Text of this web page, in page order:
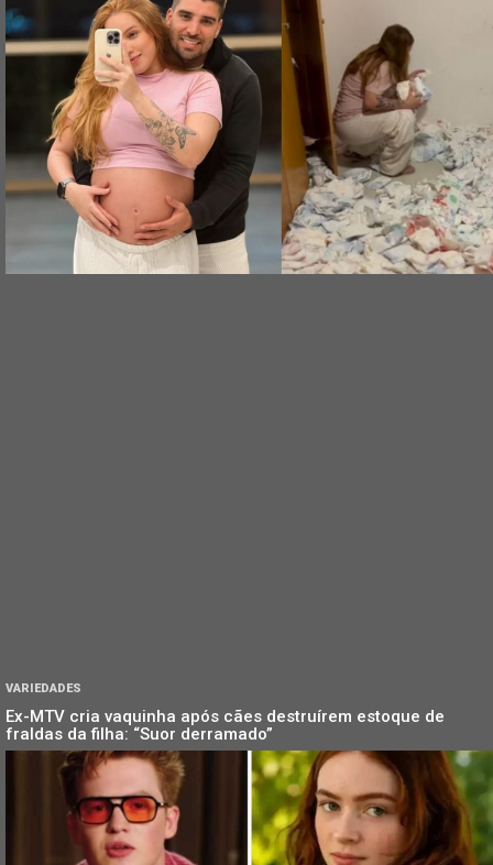
VARIEDADES
Ex-MTV cria vaquinha após cães destruírem estoque de
fraldas da filha: “Suor derramado”